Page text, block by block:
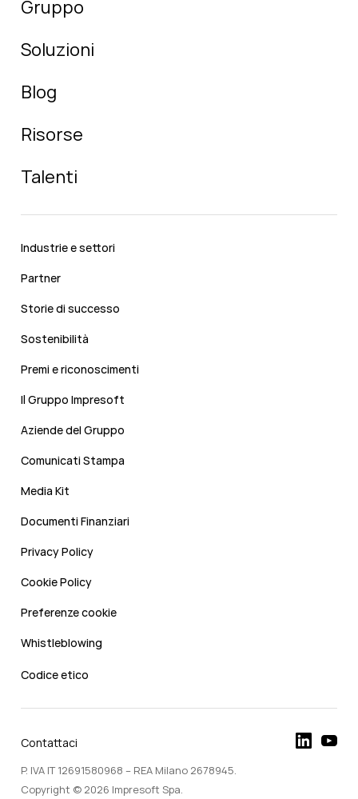
Gruppo
Soluzioni
Blog
Risorse
Talenti
Industrie e settori
Partner
Storie di successo
Sostenibilità
Premi e riconoscimenti
Il Gruppo Impresoft
Aziende del Gruppo
Comunicati Stampa
Media Kit
Documenti Finanziari
Privacy Policy
Cookie Policy
Preferenze cookie
Whistleblowing
Codice etico
Contattaci
P. IVA IT 12691580968 – REA Milano 2678945.
Copyright © 2026 Impresoft Spa.